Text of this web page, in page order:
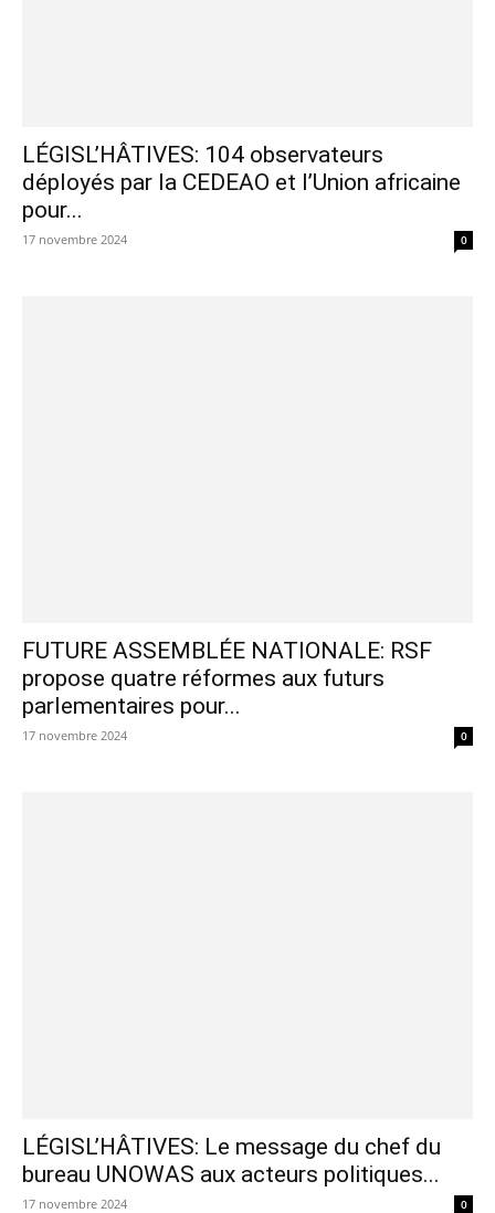
LÉGISL’HÂTIVES: 104 observateurs
déployés par la CEDEAO et l’Union africaine
pour...
17 novembre 2024 0
FUTURE ASSEMBLÉE NATIONALE: RSF
propose quatre réformes aux futurs
parlementaires pour...
17 novembre 2024 0
LÉGISL’HÂTIVES: Le message du chef du
bureau UNOWAS aux acteurs politiques...
17 novembre 2024 0